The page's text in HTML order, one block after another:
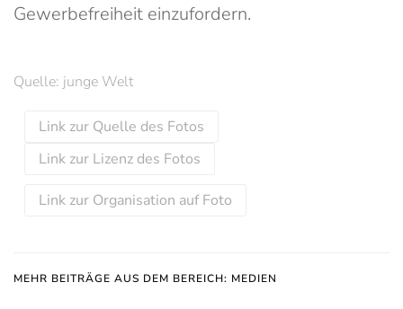
Gewerbefreiheit einzufordern.
Quelle: junge Welt
Link zur Quelle des Fotos
Link zur Lizenz des Fotos
Link zur Organisation auf Foto
MEHR BEITRÄGE AUS DEM BEREICH: MEDIEN